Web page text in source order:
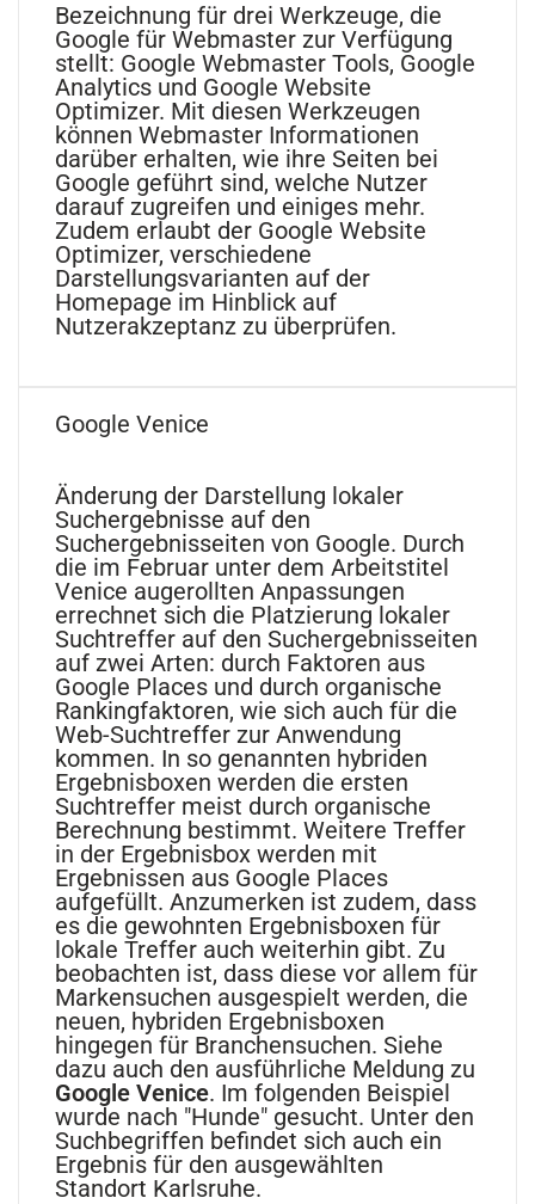
Bezeichnung für drei Werkzeuge, die
Google für Webmaster zur Verfügung
stellt: Google Webmaster Tools, Google
Analytics und Google Website
Optimizer. Mit diesen Werkzeugen
können Webmaster Informationen
darüber erhalten, wie ihre Seiten bei
Google geführt sind, welche Nutzer
darauf zugreifen und einiges mehr.
Zudem erlaubt der Google Website
Optimizer, verschiedene
Darstellungsvarianten auf der
Homepage im Hinblick auf
Nutzerakzeptanz zu überprüfen.
Google Venice
Änderung der Darstellung lokaler
Suchergebnisse auf den
Suchergebnisseiten von Google. Durch
die im Februar unter dem Arbeitstitel
Venice augerollten Anpassungen
errechnet sich die Platzierung lokaler
Suchtreffer auf den Suchergebnisseiten
auf zwei Arten: durch Faktoren aus
Google Places und durch organische
Rankingfaktoren, wie sich auch für die
Web-Suchtreffer zur Anwendung
kommen. In so genannten hybriden
Ergebnisboxen werden die ersten
Suchtreffer meist durch organische
Berechnung bestimmt. Weitere Treffer
in der Ergebnisbox werden mit
Ergebnissen aus Google Places
aufgefüllt. Anzumerken ist zudem, dass
es die gewohnten Ergebnisboxen für
lokale Treffer auch weiterhin gibt. Zu
beobachten ist, dass diese vor allem für
Markensuchen ausgespielt werden, die
neuen, hybriden Ergebnisboxen
hingegen für Branchensuchen. Siehe
dazu auch den ausführliche Meldung zu
Google Venice. Im folgenden Beispiel
wurde nach "Hunde" gesucht. Unter den
Suchbegriffen befindet sich auch ein
Ergebnis für den ausgewählten
Standort Karlsruhe.